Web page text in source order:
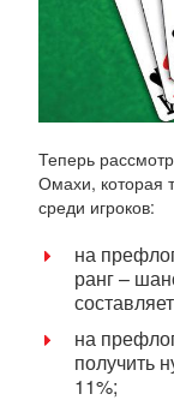
Теперь
Омахи, которая
среди игроков:
на
ранг –
на
получить
11%;